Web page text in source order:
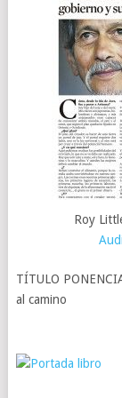
Roy
TÍTULO
al camino